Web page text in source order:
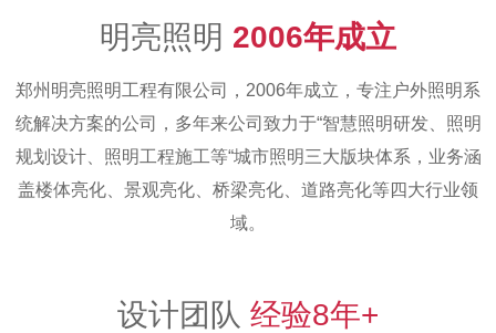
明亮照明 2006年成立
郑州明亮照明工程有限公司，2006年成立，专注户外照明系
统解决方案的公司，多年来公司致力于“智慧照明研发、照明
规划设计、照明工程施工等“城市照明三大版块体系，业务涵
盖楼体亮化、景观亮化、桥梁亮化、道路亮化等四大行业领
域。
设计团队 经验8年+